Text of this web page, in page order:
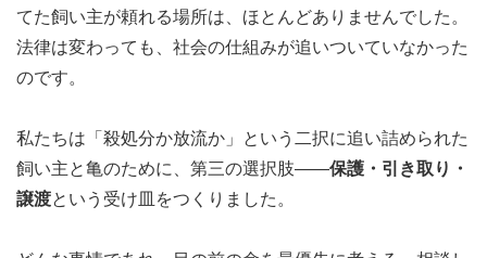
てた飼い主が頼れる場所は、ほとんどありませんでした。
法律は変わっても、社会の仕組みが追いついていなかった
のです。
私たちは「殺処分か放流か」という二択に追い詰められた
飼い主と亀のために、第三の選択肢——保護・引き取り・
譲渡という受け皿をつくりました。